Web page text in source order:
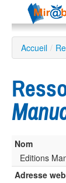
Le réseau
Soutien
Recherche
avancée
EN
Accueil /
Nom
Editions
Adresse web